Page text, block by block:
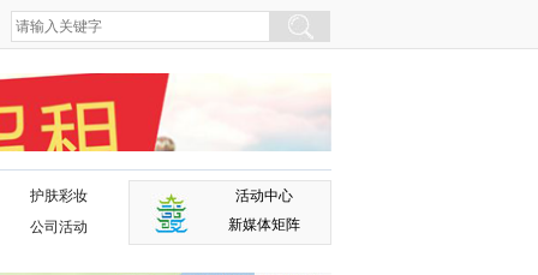
护肤彩妆
公司活动
活动中心
新媒体矩阵